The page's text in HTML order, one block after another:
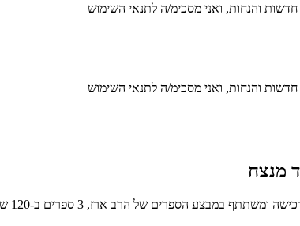
חדשות והנחות, ואני מסכימ/ה לתנאי השימוש
חדשות והנחות, ואני מסכימ/ה לתנאי השימוש
מנצח
במבצע הספרים של הרב ארז, 3 ספרים ב-120 ש"ח!